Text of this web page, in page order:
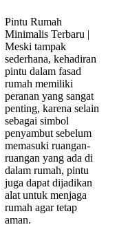
Pintu Rumah
Minimalis Terbaru |
Meski tampak
sederhana, kehadiran
pintu dalam fasad
rumah memiliki
peranan yang sangat
penting, karena selain
sebagai simbol
penyambut sebelum
memasuki ruangan-
ruangan yang ada di
dalam rumah, pintu
juga dapat dijadikan
alat untuk menjaga
rumah agar tetap
aman.